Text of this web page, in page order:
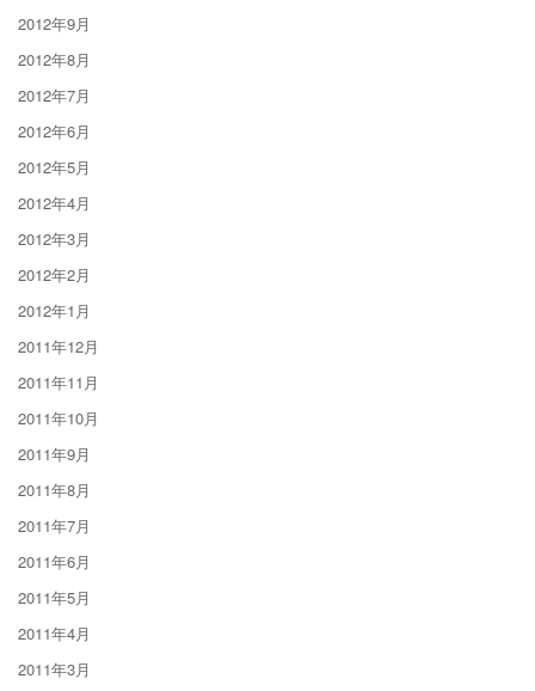
2012年9月
2012年8月
2012年7月
2012年6月
2012年5月
2012年4月
2012年3月
2012年2月
2012年1月
2011年12月
2011年11月
2011年10月
2011年9月
2011年8月
2011年7月
2011年6月
2011年5月
2011年4月
2011年3月